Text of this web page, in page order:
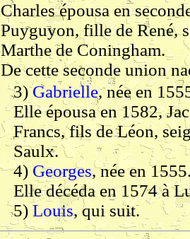
Charles épousa en
Puyguyon, fille de René,
Marthe de Coningham.
De cette seconde union
3)Gabrielle, née en
Elle épousa en 1582,
Francs, fils de Léon,
Saulx.
4) Georges, née en
Elle décéda en 1574 à
5) Louis, qui suit.